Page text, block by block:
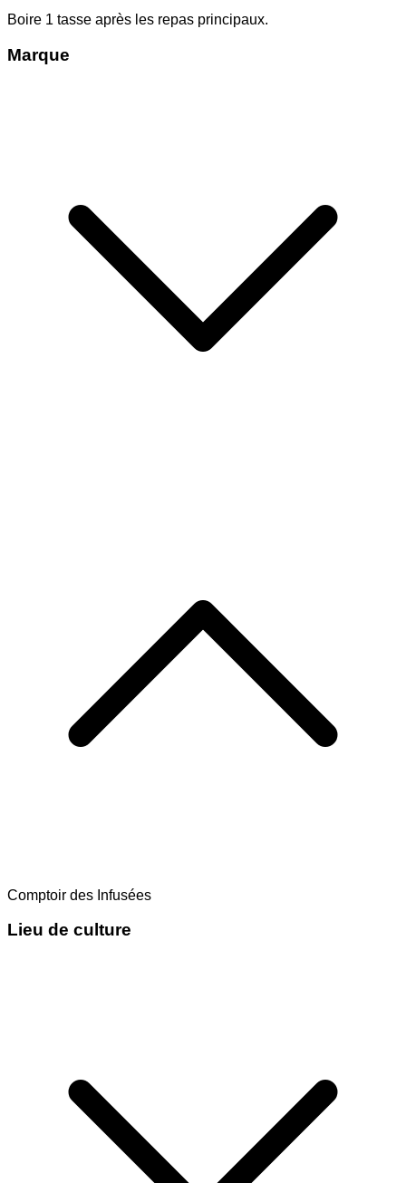
Boire 1 tasse après les repas principaux.
Marque
Comptoir des Infusées
Lieu de culture